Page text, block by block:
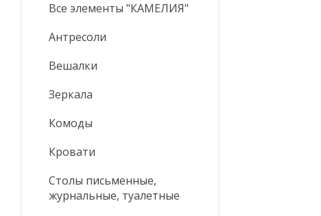
Все элементы "КАМЕЛИЯ"
Антресоли
Вешалки
Зеркала
Комоды
Кровати
Столы письменные,
журнальные, туалетные